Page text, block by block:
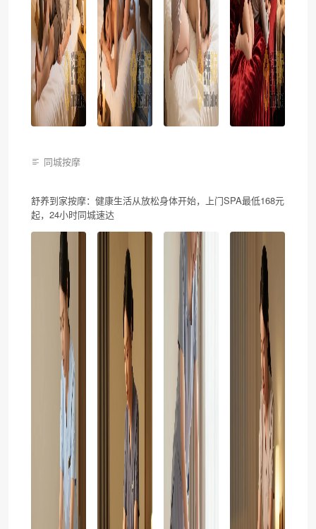
同城按摩
舒养到家按摩：健康生活从放松身体开始，上门SPA最低168元
起，24小时同城速达